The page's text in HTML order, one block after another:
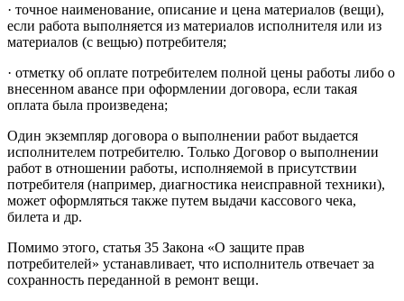
· точное наименование, описание и цена материалов (вещи),
если работа выполняется из материалов исполнителя или из
материалов (с вещью) потребителя;
· отметку об оплате потребителем полной цены работы либо о
внесенном авансе при оформлении договора, если такая
оплата была произведена;
Один экземпляр договора о выполнении работ выдается
исполнителем потребителю. Только Договор о выполнении
работ в отношении работы, исполняемой в присутствии
потребителя (например, диагностика неисправной техники),
может оформляться также путем выдачи кассового чека,
билета и др.
Помимо этого, статья 35 Закона «О защите прав
потребителей» устанавливает, что исполнитель отвечает за
сохранность переданной в ремонт вещи.